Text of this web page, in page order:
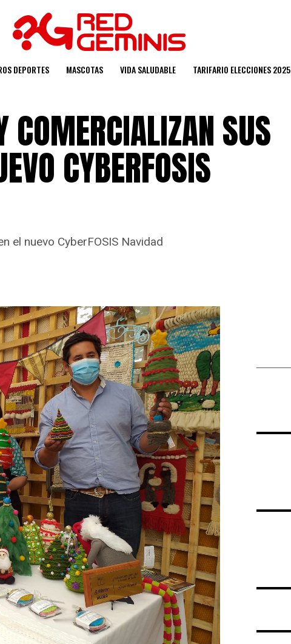
DEPORTES MASCOTAS VIDA SALUDABLE TARIFARIO ELECCIONES 2025
COMERCIALIZAN SUS
CYBERFOSIS
el nuevo CyberFOSIS Navidad